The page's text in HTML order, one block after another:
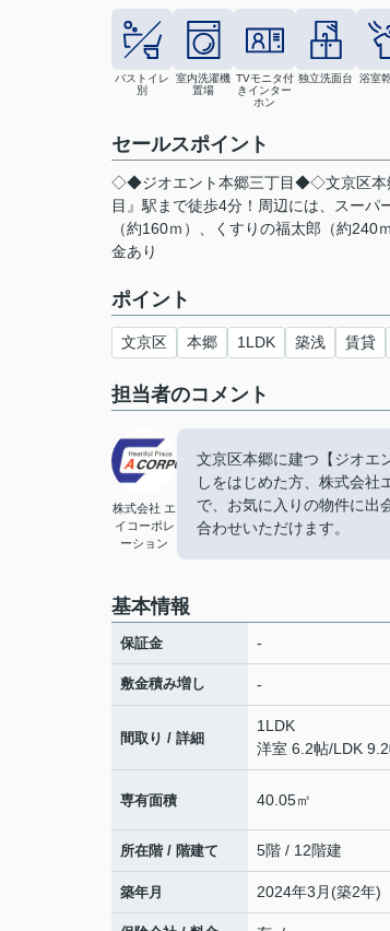
バストイレ
別
室内洗濯機
置場
TVモニタ付
きインター
ホン
独立洗面台 浴室
セールスポイント
◇◆ジオエント本郷三丁目◆◇文京区本
目』駅まで徒歩4分！周辺には、スー
（約160ｍ）、くすりの福太郎（約
金あり
ポイント
文京区 本郷 1LDK 築浅 賃貸
担当者のコメント
株式会社 エ
イコーポレ
ーション
文京区本郷に建つ【ジオエ
しをはじめた方、株式会社
で、お気に入りの物件に出
合わせいただけます。
基本情報
保証金 -
敷金積み増し -
間取り / 詳細
1LDK
洋室 6.2帖/LDK
専有面積 40.05㎡
所在階 / 階建て 5階 / 12階建
築年月 2024年3月(築2年)